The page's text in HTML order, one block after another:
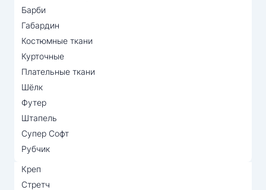
Барби
Габардин
Костюмные ткани
Курточные
Плательные ткани
Шёлк
Футер
Штапель
Супер Софт
Рубчик
Креп
Стретч